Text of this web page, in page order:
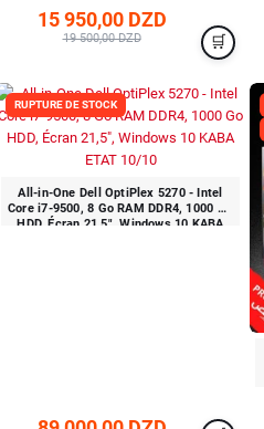
15 950,00 DZD
19 500,00 DZD
RUPTURE DE STOCK
All-in-One Dell OptiPlex 5270 - Intel
Core i7-9500, 8 Go RAM DDR4, 1000 Go
HDD, Écran 21,5", Windows 10 KABA